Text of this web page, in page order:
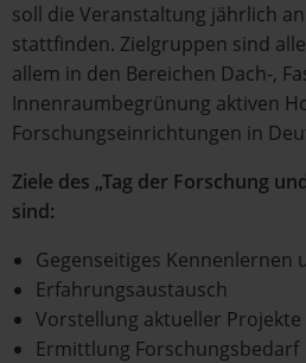
soll die Veranstaltung jährlich
stattfinden. Zielgruppen sind
allem in den Bereichen Dach-,
Innenraumbegrünung aktiven
Forschungseinrichtungen in
Ziele des „Tag der Forschung
sind:
Gegenseitiges Kennenlernen
Erfahrungsaustausch
Vorstellung aktueller Projekte
Ermittlung Forschungsbedarf